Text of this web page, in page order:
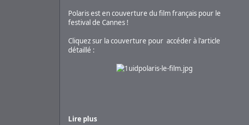
Polaris est en couverture du film français pour le
festival de Cannes !
Cliquez sur la couverture pour accéder à l'article
détaillé :
Lire plus